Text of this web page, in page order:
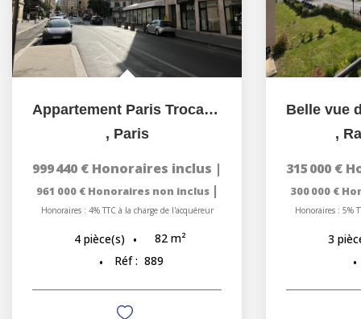
Appartement Paris Trocadéro 4 pièce(s) 82.07 m2 HSP 2.78M
, Paris
999 440 € Honoraires inclus |
961 000 € Honoraires non inclus |
Honoraires : 4% TTC à la charge de l'acquéreur
4 pièce(s) 82 m²
Réf : 889
,
315 000 €
300 000 €
Honoraires : 5%
3